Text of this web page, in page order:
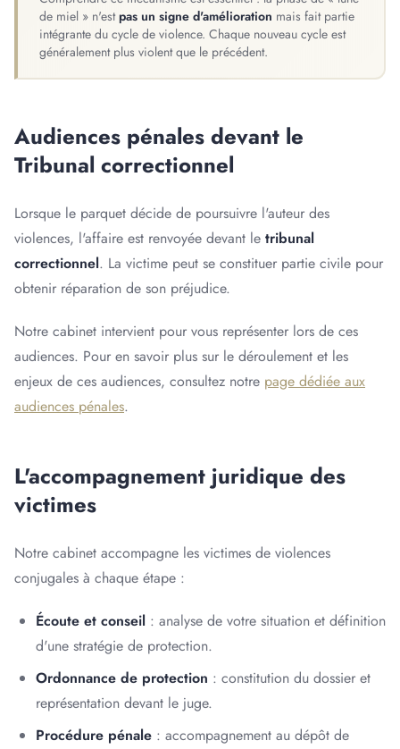
de miel » n'estpas un signe d'amélioration mais fait partie
intégrante du cycle de violence. Chaque nouveau cycle est
généralement plus violent que le précédent.
Audiences pénales devant le
Tribunal correctionnel
Lorsque le parquet décide de poursuivre l'auteur des
violences, l'affaire est renvoyée devant le tribunal
correctionnel. La victime peut se constituer partie civile pour
obtenir réparation de son préjudice.
Notre cabinet intervient pour vous représenter lors de ces
audiences. Pour en savoir plus sur le déroulement et les
enjeux de ces audiences, consultez notre page dédiée aux
audiences pénales.
L'accompagnement juridique des
victimes
Notre cabinet accompagne les victimes de violences
conjugales à chaque étape :
Écoute et conseil : analyse de votre situation et définition
d'une stratégie de protection.
Ordonnance de protection : constitution du dossier et
représentation devant le juge.
Procédure pénale : accompagnement au dépôt de